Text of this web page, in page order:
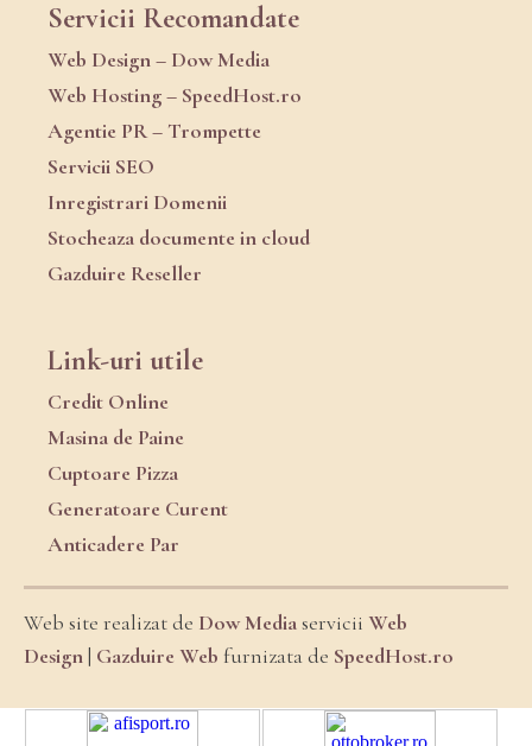
Servicii Recomandate
Web Design – Dow Media
Web Hosting – SpeedHost.ro
Agentie PR – Trompette
Servicii SEO
Inregistrari Domenii
Stocheaza documente in cloud
Gazduire Reseller
Link-uri utile
Credit Online
Masina de Paine
Cuptoare Pizza
Generatoare Curent
Anticadere Par
Web site realizat de Dow Mediaservicii Web
Design| Gazduire Web furnizata de SpeedHost.ro